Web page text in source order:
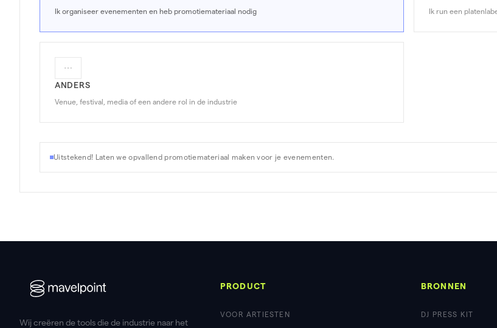
Ik organiseer evenementen en heb promotiemateriaal nodig Ik run een
ANDERS
Venue, festival, media of een andere rol in de industrie
Uitstekend! Laten we opvallend promotiemateriaal maken voor je evenementen.
Wij creëren de tools die de industrie naar het
PRODUCT
VOOR ARTIESTEN
BRONNEN
DJ PRESS KIT